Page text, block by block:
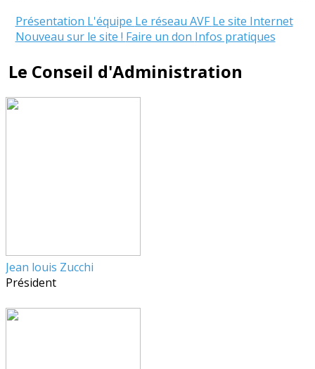
Présentation L'équipe Le réseau AVF Le site Internet
Nouveau sur le site ! Faire un don Infos pratiques
Le Conseil d'Administration
Jean louis Zucchi
Président